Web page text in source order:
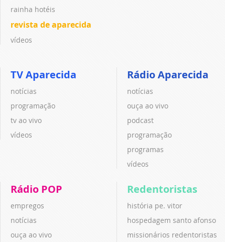
rainha hotéis
revista de aparecida
vídeos
TV Aparecida
notícias
programação
tv ao vivo
vídeos
Rádio Aparecida
notícias
ouça ao vivo
podcast
programação
programas
vídeos
Rádio POP
empregos
notícias
ouça ao vivo
Redentoristas
história pe. vitor
hospedagem santo afonso
missionários redentoristas